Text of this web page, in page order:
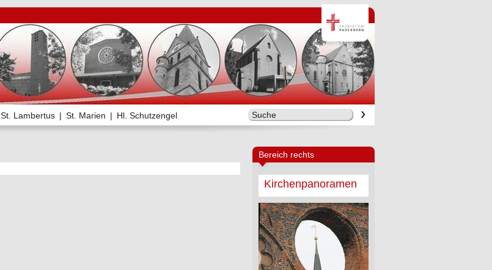
St. Lambertus | St. Marien | Hl. Schutzengel
Bereich rechts
Kirchenpanoramen